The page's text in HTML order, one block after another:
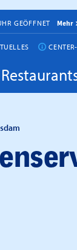
GEÖFFNET Mehr